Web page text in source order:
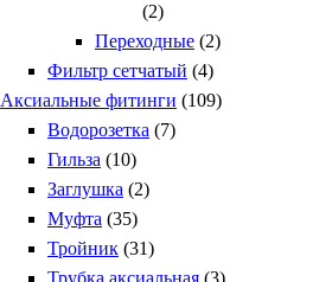
(2)
Переходные (2)
Фильтр сетчатый (4)
Аксиальные фитинги (109)
Водорозетка (7)
Гильза (10)
Заглушка (2)
Муфта (35)
Тройник (31)